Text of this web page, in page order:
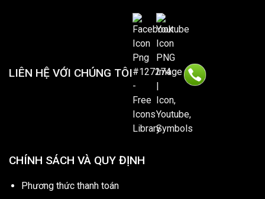
LIÊN HỆ VỚI CHÚNG TÔI
CHÍNH SÁCH VÀ QUY ĐỊNH
Phương thức thanh toán